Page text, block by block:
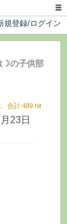
規登録/ログイン
☽の子供部
合計:489 hit
23日